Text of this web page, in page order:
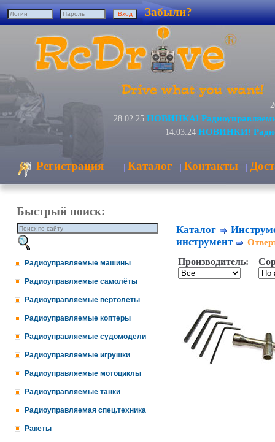
Забыли?
28.02.25 НОВИНКА!
14.03.24 НОВИНКИ!
Регистрация | Каталог | Контакты |
Быстрый поиск:
Радиоуправляемые машины
Радиоуправляемые самолёты
Радиоуправляемые вертолёты
Радиоуправляемые коптеры
Радиоуправляемые судомодели
Радиоуправляемые игрушки
Радиоуправляемые мотоциклы
Радиоуправляемые танки
Радиоуправляемая спец.техника
Ракеты
Каталог
инструмент
Производитель: